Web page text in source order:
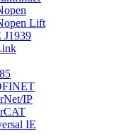
Lift
J1939
IP
IE